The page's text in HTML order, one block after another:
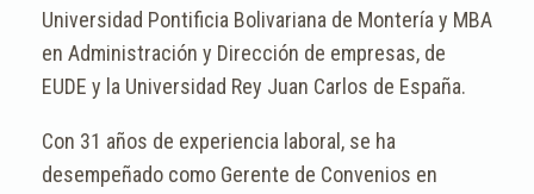
Universidad Pontificia Bolivariana de Montería y MBA
en Administración y Dirección de empresas, de
EUDE y la Universidad Rey Juan Carlos de España.
Con 31 años de experiencia laboral, se ha
desempeñado como Gerente de Convenios en